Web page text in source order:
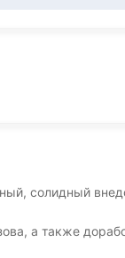
солидный
а также